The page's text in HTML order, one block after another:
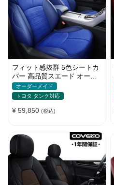
フィット感抜群 5色シートカ
バー 高品質スエード オーダ
ーメイド 防汚防水 耐久性
オーダーメイド
トヨタ タンク対応
¥ 59,850 (税込)